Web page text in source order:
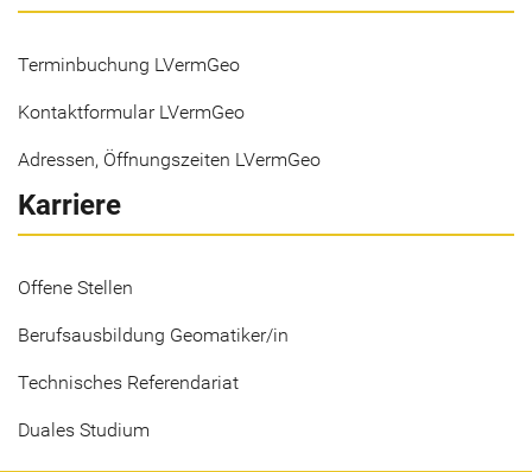
Terminbuchung LVermGeo
Kontaktformular LVermGeo
Adressen, Öffnungszeiten LVermGeo
Karriere
Offene Stellen
Berufsausbildung Geomatiker/in
Technisches Referendariat
Duales Studium